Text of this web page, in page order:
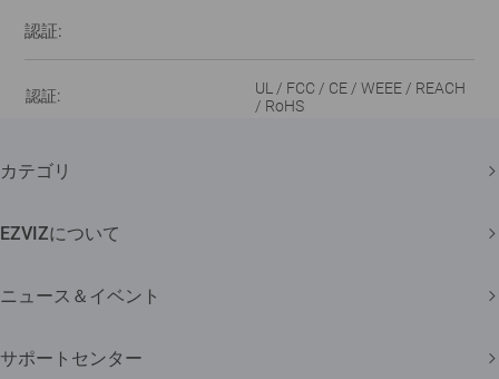
認証:
認証:
UL / FCC / CE / WEEE / REACH
/ RoHS
カテゴリ
EZVIZについて
Trust Center
ニュース＆イベント
サポートセンター